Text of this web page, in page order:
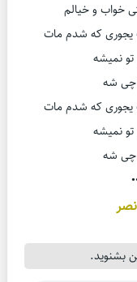
خواب و خیالم
که شدم مات
نمیشه
چی شه
که شدم مات
نمیشه
چی شه
بشنوید.